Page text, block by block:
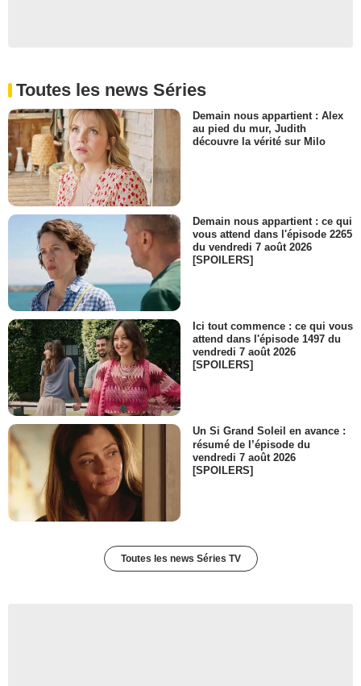
Toutes les news Séries
Demain nous appartient : Alex
au pied du mur, Judith
découvre la vérité sur Milo
Demain nous appartient : ce qui
vous attend dans l'épisode 2265
du vendredi 7 août 2026
[SPOILERS]
Ici tout commence : ce qui vous
attend dans l'épisode 1497 du
vendredi 7 août 2026
[SPOILERS]
Un Si Grand Soleil en avance :
résumé de l’épisode du
vendredi 7 août 2026
[SPOILERS]
Toutes les news Séries TV